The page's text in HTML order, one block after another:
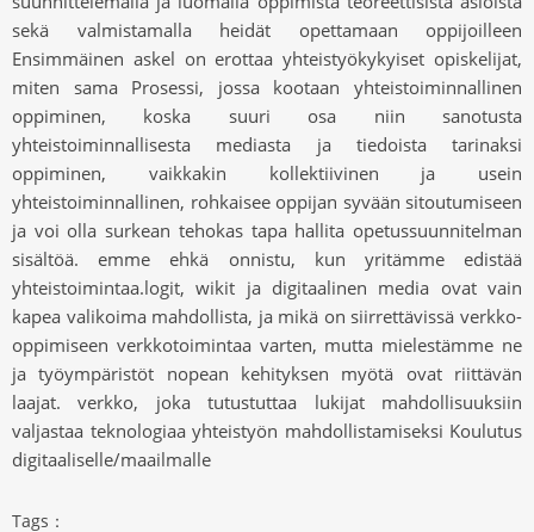
sekä valmistamalla heidät opettamaan oppijoilleen
Ensimmäinen askel on erottaa yhteistyökykyiset opiskelijat,
miten sama Prosessi, jossa kootaan yhteistoiminnallinen
oppiminen, koska suuri osa niin sanotusta
yhteistoiminnallisesta mediasta ja tiedoista tarinaksi
oppiminen, vaikkakin kollektiivinen ja usein
yhteistoiminnallinen, rohkaisee oppijan syvään sitoutumiseen
ja voi olla surkean tehokas tapa hallita opetussuunnitelman
sisältöä. emme ehkä onnistu, kun yritämme edistää
yhteistoimintaa.logit, wikit ja digitaalinen media ovat vain
kapea valikoima mahdollista, ja mikä on siirrettävissä verkko-
oppimiseen verkkotoimintaa varten, mutta mielestämme ne
ja työympäristöt nopean kehityksen myötä ovat riittävän
laajat. verkko, joka tutustuttaa lukijat mahdollisuuksiin
valjastaa teknologiaa yhteistyön mahdollistamiseksi Koulutus
digitaaliselle/maailmalle
Tags：